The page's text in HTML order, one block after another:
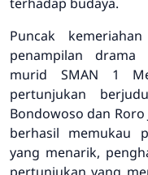
Puncak
penampilan drama
murid SMAN 1
pertunjukan
Bondowoso dan
berhasil memukau
yang menarik,